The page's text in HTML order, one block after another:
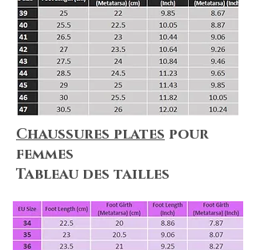
Chaussures plates pour
femmes
Tableau des tailles